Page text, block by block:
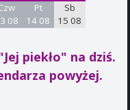
08
Pt
14 08
Sb
15 08
piekło" na dziś.
powyżej.